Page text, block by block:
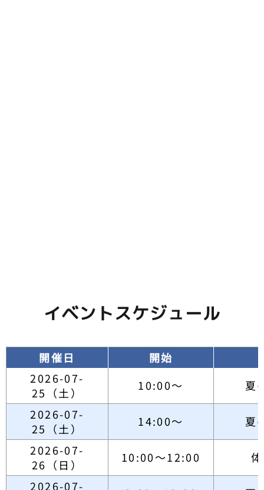
イベントスケジュール
開催日
開始
2026-07-
25（土）
10:00～
夏
2026-07-
25（土）
14:00～
夏
2026-07-
26（日）
10:00～12:00
2026-07-